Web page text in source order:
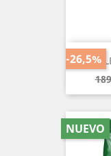
-26,5%
NUEVO